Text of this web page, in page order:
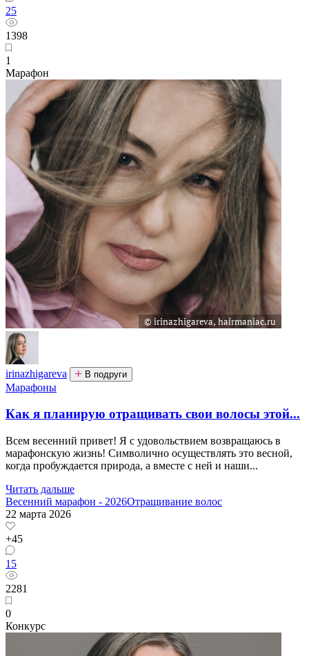
25
1398
1
Марафон
irinazhigareva В подруги
Марафоны
Как я планирую отращивать свои волосы этой...
Всем весенний привет! Я с удовольствием возвращаюсь в
марафонскую жизнь! Символично осуществлять это весной,
когда пробуждается природа, а вместе с ней и наши...
Читать дальше
Весенний марафон - 2026Отращивание волос
22 марта 2026
+45
15
2281
0
Конкурс